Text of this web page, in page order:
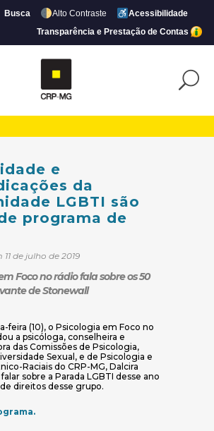
Busca Alto Contraste
Acessibilidade
Transparência e Prestação de Contas
e
da
LGBTI são
programa de
de julho de 2019
Foco no rádio fala sobre os 50
de Stonewall
feira (10), o Psicologia em Foco no
a psicóloga, conselheira e
das Comissões de Psicologia,
Sexual, e de Psicologia e
Raciais do CRP-MG, Dalcira
sobre a Parada LGBTI desse ano
direitos desse grupo.
(abre em nova janela)